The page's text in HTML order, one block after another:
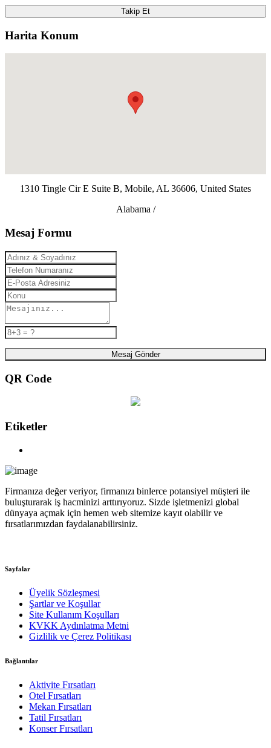
Takip Et
Harita Konum
1310 Tingle Cir E Suite B, Mobile, AL 36606, United States
Alabama /
Mesaj Formu
Mesaj Gönder
QR Code
Etiketler
Firmanıza değer veriyor, firmanızı binlerce potansiyel müşteri ile
buluşturarak iş hacminizi arttırıyoruz. Sizde işletmenizi global
dünyaya açmak için hemen web sitemize kayıt olabilir ve
fırsatlarımızdan faydalanabilirsiniz.
Sayfalar
Üyelik Sözleşmesi
Şartlar ve Koşullar
Site Kullanım Koşulları
KVKK Aydınlatma Metni
Gizlilik ve Çerez Politikası
Bağlantılar
Aktivite Fırsatları
Otel Fırsatları
Mekan Fırsatları
Tatil Fırsatları
Konser Fırsatları